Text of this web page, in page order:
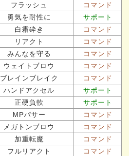
フラッシュ
コマンド
勇気を耐性に
サポート
白霜砕き
コマンド
リアクト
コマンド
みんなを守る
コマンド
ウェイトブロウ
コマンド
ブレインブレイク
コマンド
ハンドアクセル
サポート
正硬負軟
サポート
MPパサー
コマンド
メガトンブロウ
コマンド
加重転魔
コマンド
フルリアクト コマンド